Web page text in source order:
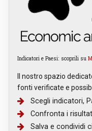
Indicatori e Paesi: scoprili su
Il nostro spazio
fonti verificate e
Scegli indicatori,
Confronta i
Salva e condividi